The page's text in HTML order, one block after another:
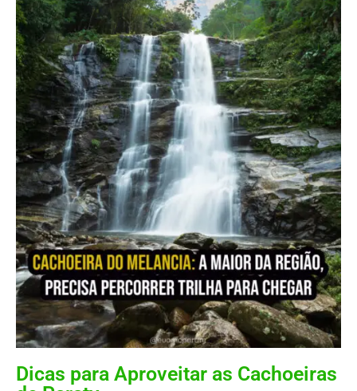
Dicas para Aproveitar as Cachoeiras